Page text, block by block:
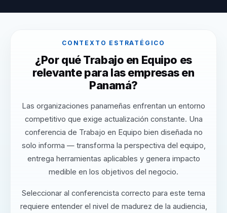
CONTEXTO ESTRATÉGICO
¿Por qué Trabajo en Equipo es
relevante para las empresas en
Panamá?
Las organizaciones panameñas enfrentan un entorno
competitivo que exige actualización constante. Una
conferencia de Trabajo en Equipo bien diseñada no
solo informa — transforma la perspectiva del equipo,
entrega herramientas aplicables y genera impacto
medible en los objetivos del negocio.
Seleccionar al conferencista correcto para este tema
requiere entender el nivel de madurez de la audiencia,